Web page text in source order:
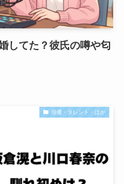
してた？彼氏の噂や匂
俳優・タレント・ほか